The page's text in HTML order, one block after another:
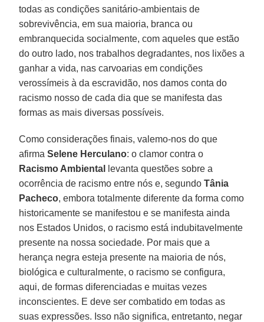
todas as condições sanitário-ambientais de
sobrevivência, em sua maioria, branca ou
embranquecida socialmente, com aqueles que estão
do outro lado, nos trabalhos degradantes, nos lixões a
ganhar a vida, nas carvoarias em condições
verossímeis à da escravidão, nos damos conta do
racismo nosso de cada dia que se manifesta das
formas as mais diversas possíveis.
Como considerações finais, valemo-nos do que
afirmaSelene Herculano: o clamor contra o
Racismo Ambiental
levanta questões sobre a
ocorrência de racismo entre nós e, segundoTânia
Pacheco, embora totalmente diferente da forma como
historicamente se manifestou e se manifesta ainda
nos Estados Unidos, o racismo está indubitavelmente
presente na nossa sociedade. Por mais que a
herança negra esteja presente na maioria de nós,
biológica e culturalmente, o racismo se configura,
aqui, de formas diferenciadas e muitas vezes
inconscientes. E deve ser combatido em todas as
suas expressões. Isso não significa, entretanto, negar